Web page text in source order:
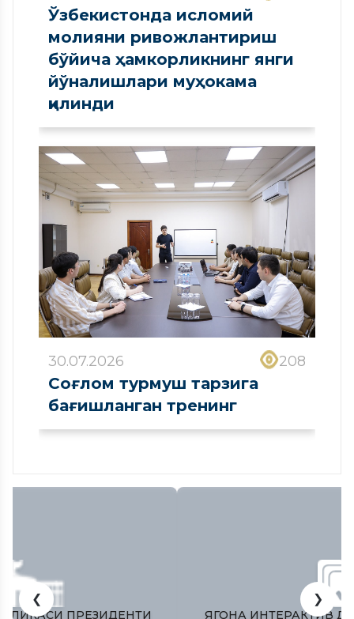
Ўзбекистонда исломий
молияни ривожлантириш
бўйича ҳамкорликнинг янги
йўналишлари муҳокама
қилинди
30.07.2026 208
Соғлом турмуш тарзига
бағишланган тренинг
ПРЕЗИДЕНТИ
ЯГОНА ИНТЕРАКТИВ
❮ ❯